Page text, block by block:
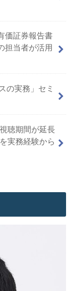
価証券報告書
担当者が活用
の実務」セミ
聴期間が延長
実務経験から